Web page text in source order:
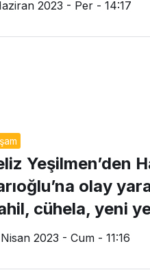
2023 - Per - 14:17
Yeşilmen’den
olay
cühela, yeni
2023 - Cum - 11:16